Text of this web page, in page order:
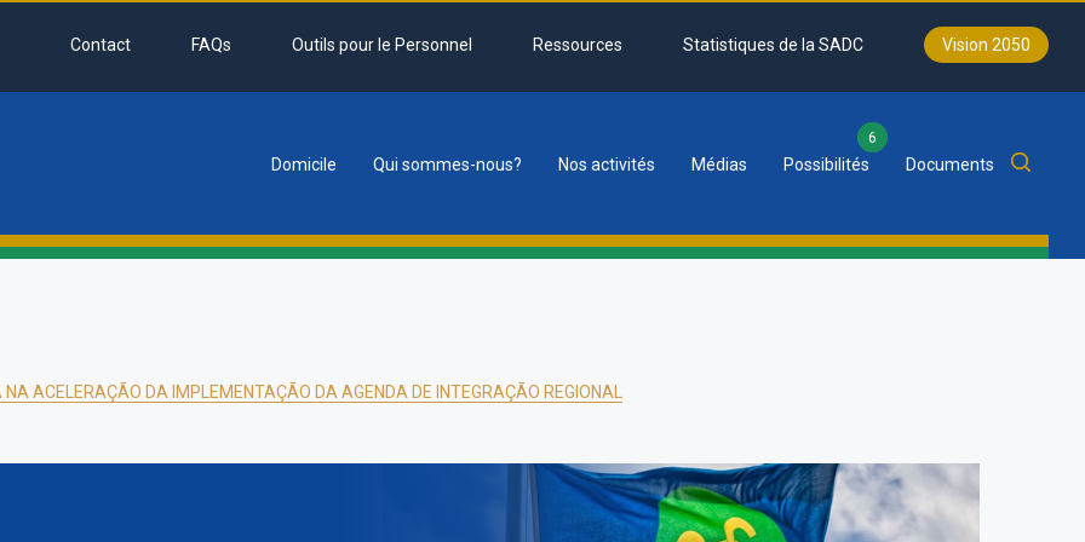
Contact FAQs Outils pour le Personnel Ressources Statistiques de la SADC Vision 2050
Domicile Qui sommes-nous? Nos activités Médias Possibilités
6
Documents
ACELERAÇÃO DA IMPLEMENTAÇÃO DA AGENDA DE INTEGRAÇÃO REGIONAL